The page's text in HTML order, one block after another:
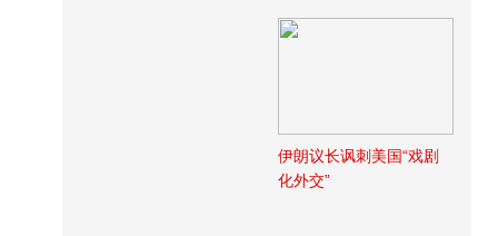
伊朗议长讽刺美国“戏剧
化外交”